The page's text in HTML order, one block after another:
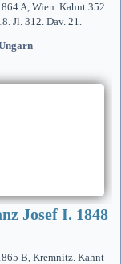
A, Wien. Kahnt 352.
Jl. 312. Dav. 21.
Josef I. 1848
B, Kremnitz. Kahnt